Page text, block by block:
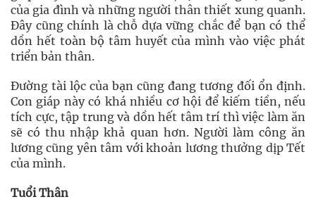
của gia đình và những người thân thiết xung quanh.
Đây cũng chính là chỗ dựa vững chắc để bạn có thể
dồn hết toàn bộ tâm huyết của mình vào việc phát
triển bản thân.
Đường tài lộc của bạn cũng đang tương đối ổn định.
Con giáp này có khá nhiều cơ hội để kiếm tiền, nếu
tích cực, tập trung và dồn hết tâm trí thì việc làm ăn
sẽ có thu nhập khả quan hơn. Người làm công ăn
lương cũng yên tâm với khoản lương thưởng dịp Tết
của mình.
Tuổi Thân